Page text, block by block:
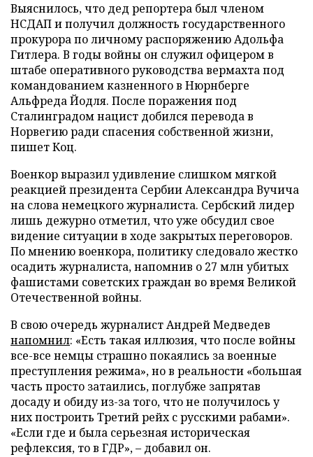
Выяснилось, что дед репортера был членом
НСДАП и получил должность государственного
прокурора по личному распоряжению Адольфа
Гитлера. В годы войны он служил офицером в
штабе оперативного руководства вермахта под
командованием казненного в Нюрнберге
Альфреда Йодля. После поражения под
Сталинградом нацист добился перевода в
Норвегию ради спасения собственной жизни,
пишет Коц.
Военкор выразил удивление слишком мягкой
реакцией президента Сербии Александра Вучича
на слова немецкого журналиста. Сербский лидер
лишь дежурно отметил, что уже обсудил свое
видение ситуации в ходе закрытых переговоров.
По мнению военкора, политику следовало жестко
осадить журналиста, напомнив о 27 млн убитых
фашистами советских граждан во время Великой
Отечественной войны.
В свою очередь журналист Андрей Медведев
напомнил: «Есть такая иллюзия, что после войны
все-все немцы страшно покаялись за военные
преступления режима», но в реальности «большая
часть просто затаились, поглубже запрятав
досаду и обиду из-за того, что не получилось у
них построить Третий рейх с русскими рабами».
«Если где и была серьезная историческая
рефлексия, то в ГДР», – добавил он.